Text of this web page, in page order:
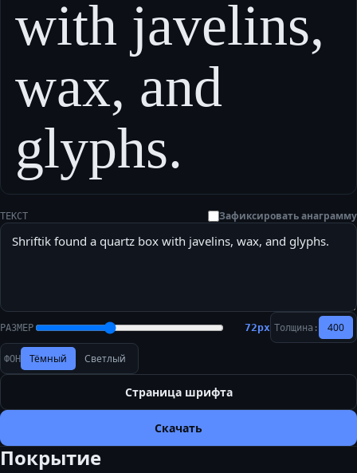
with javelins,
wax, and
glyphs.
ТЕКСТ Зафиксировать анаграмму
РАЗМЕР 72px Толщина: 400
ФОН Тёмный Светлый
Страница шрифта
Скачать
Покрытие